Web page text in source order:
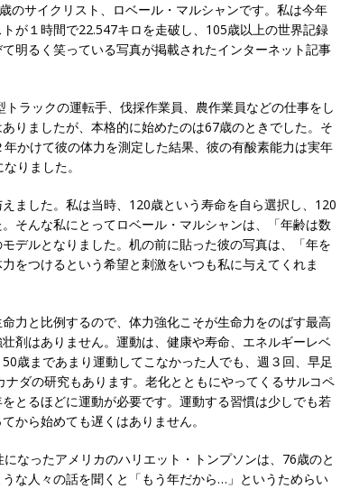
のサイクリスト、ロベール・マルシャンです。私は今年
が１時間で22.547キロを走破し、105歳以上の世界記録
明るく笑っている写真が掲載されたインターネット記事
ラックの運転手、伐採作業員、農作業員などの仕事をし
りましたが、本格的に始めたのは67歳のときでした。そ
かけて彼の体力を測定した結果、彼の有酸素能力は実年
りました。
ました。私は当時、120歳という寿命を自ら選択し、120
そんな私にとってロベール・マルシャンは、「年齢は数
デルとなりました。机の前に貼った彼の写真は、「年を
をつけるという希望と刺激をいつも私に与えてくれま
力と比例するので、体力強化こそが生命力をのばす最高
剤はありません。運動は、健康や寿命、エネルギーレベ
歳まであまり運動してこなかった人でも、週３回、早足
ダの研究もあります。老化とともにやってくるサルコペ
とるほどに運動が必要です。運動する習慣は少しでも若
から始めても遅くはありません。
なったアメリカのハリエット・トンプソンは、76歳のと
な人々の話を聞くと「もう年だから…」というためらい